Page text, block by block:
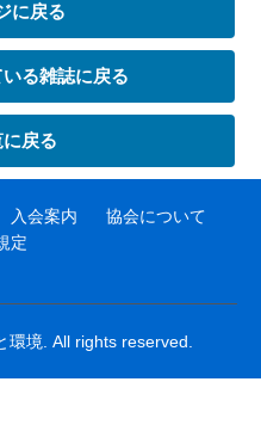
に戻る
る雑誌に戻る
戻る
入会案内
協会について
定
境. All rights reserved.